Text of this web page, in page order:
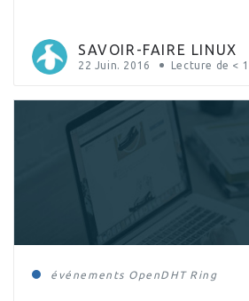
la communication bas-niveau
SAVOIR-FAIRE LINUX
22 Juin. 2016 Lecture de < 1
événements OpenDHT Ring